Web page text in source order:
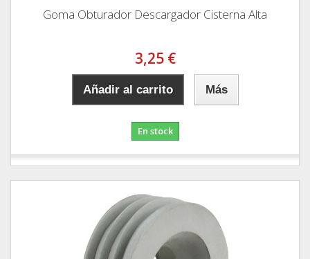
Goma Obturador Descargador Cisterna Alta
3,25 €
Añadir al carrito Más
En stock